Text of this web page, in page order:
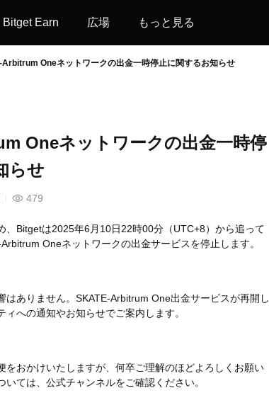
Bitget Earn 広場 もっと見る
Arbitrum Oneネットワークの出金一時停止に関するお知らせ
Oneネットワークの出金一時停
らせ
479
、Bitgetは2025年6月10日22時00分（UTC+8）から追って
Oneネットワークの出金サービスを停止します。
はありません。SKATE-Arbitrum One出金サービスが再開し
ィへの通知やお知らせでご案内します。
をおかけいたしますが、何卒ご理解のほどよろしくお願い
いては、公式チャンネルをご確認ください。